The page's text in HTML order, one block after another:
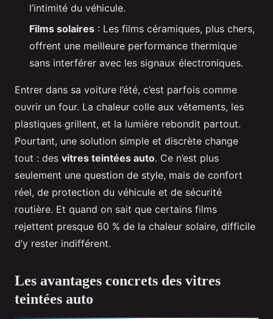
l’intimité du véhicule.
Films solaires : Les films céramiques, plus chers,
offrent une meilleure performance thermique
sans interférer avec les signaux électroniques.
Entrer dans sa voiture l’été, c’est parfois comme
ouvrir un four. La chaleur colle aux vêtements, les
plastiques grillent, et la lumière rebondit partout.
Pourtant, une solution simple et discrète change
tout : des vitres teintées auto. Ce n’est plus
seulement une question de style, mais de confort
réel, de protection du véhicule et de sécurité
routière. Et quand on sait que certains films
rejettent presque 60 % de la chaleur solaire, difficile
d’y rester indifférent.
Les avantages concrets des vitres
teintées auto